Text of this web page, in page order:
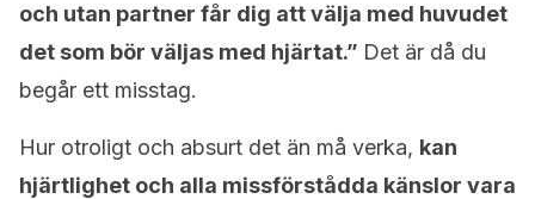
och utan partner får dig att välja med huvudet
det som bör väljas med hjärtat.” Det är då du
begår ett misstag.
Hur otroligt och absurt det än må verka, kan
hjärtlighet och alla missförstådda känslor vara